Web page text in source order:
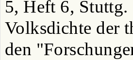
5, Heft 6,
Volksdichte der
den